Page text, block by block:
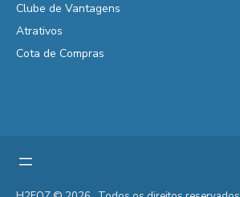
Clube de Vantagens
Atrativos
Cota de Compras